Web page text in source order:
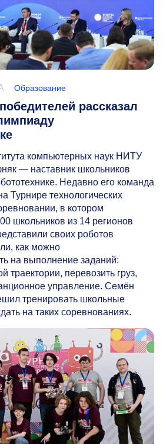
Образование
рассказал
компьютерных наук НИТУ
— наставник школьников
Недавно его команда
Турнире технологических
в котором
школьников из 14 регионов
своих роботов
как можно
на выполнение заданий:
траектории, перевозить груз,
управление. Семён
тренировать школьные
на таких соревнованиях.